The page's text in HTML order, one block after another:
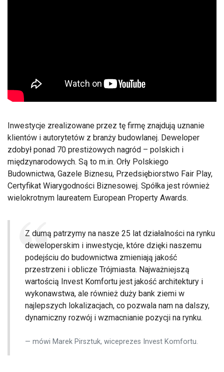
Inwestycje zrealizowane przez tę firmę znajdują uznanie
klientów i autorytetów z branży budowlanej. Deweloper
zdobył ponad 70 prestiżowych nagród – polskich i
międzynarodowych. Są to m.in. Orły Polskiego
Budownictwa, Gazele Biznesu, Przedsiębiorstwo Fair Play,
Certyfikat Wiarygodności Biznesowej. Spółka jest również
wielokrotnym laureatem European Property Awards.
Z dumą patrzymy na nasze 25 lat działalności na rynku
deweloperskim i inwestycje, które dzięki naszemu
podejściu do budownictwa zmieniają jakość
przestrzeni i oblicze Trójmiasta. Najważniejszą
wartością Invest Komfortu jest jakość architektury i
wykonawstwa, ale również duży bank ziemi w
najlepszych lokalizacjach, co pozwala nam na dalszy,
dynamiczny rozwój i wzmacnianie pozycji na rynku.
mówi Marek Pirsztuk, wiceprezes Invest Komfortu.